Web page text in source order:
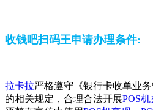
收钱吧扫码王申请办理条件:
拉卡拉严格遵守《银行卡收单业
的相关规定，合理合法开展POS